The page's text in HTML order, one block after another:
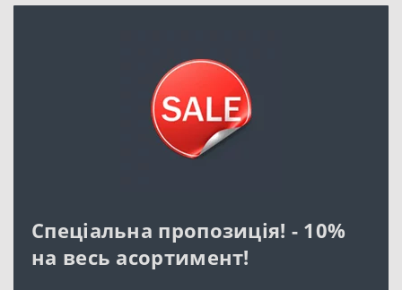
Спеціальна пропозиція! - 10%
на весь асортимент!